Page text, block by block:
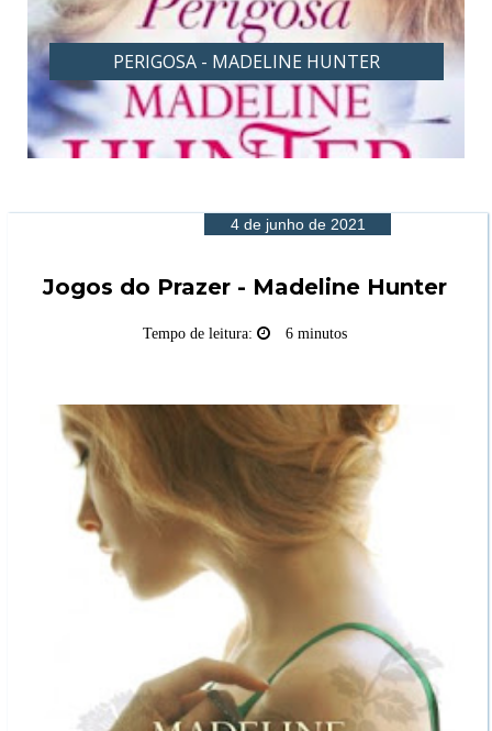
PECADORA - MADELINE HUNTER
4 de junho de 2021
Jogos do Prazer - Madeline Hunter
Tempo de leitura: 6 minutos